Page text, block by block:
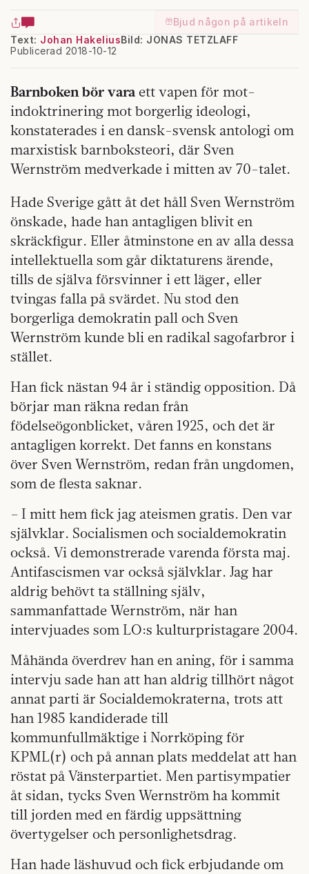
Bjud någon på artikeln
Text: Johan Hakelius
Publicerad 2018-10-12
Bild: JONAS TETZLAFF
Barnboken bör vara ett vapen för mot-
indoktrinering mot borgerlig ideologi,
konstaterades i en dansk-svensk antologi om
marxistisk barnboksteori, där Sven
Wernström medverkade i mitten av 70-talet.
Hade Sverige gått åt det håll Sven Wernström
önskade, hade han antagligen blivit en
skräckfigur. Eller åtminstone en av alla dessa
intellektuella som går diktaturens ärende,
tills de själva försvinner i ett läger, eller
tvingas falla på svärdet. Nu stod den
borgerliga demokratin pall och Sven
Wernström kunde bli en radikal sagofarbror i
stället.
Han fick nästan 94 år i ständig opposition. Då
börjar man räkna redan från
födelseögonblicket, våren 1925, och det är
antagligen korrekt. Det fanns en konstans
över Sven Wernström, redan från ungdomen,
som de flesta saknar.
– I mitt hem fick jag ateismen gratis. Den var
självklar. Socialismen och socialdemokratin
också. Vi demonstrerade varenda första maj.
Antifascismen var också självklar. Jag har
aldrig behövt ta ställning själv,
sammanfattade Wernström, när han
intervjuades som LO:s kulturpristagare 2004.
Måhända överdrev han en aning, för i samma
intervju sade han att han aldrig tillhört något
annat parti är Socialdemokraterna, trots att
han 1985 kandiderade till
kommunfullmäktige i Norrköping för
KPML(r) och på annan plats meddelat att han
röstat på Vänsterpartiet. Men partisympatier
åt sidan, tycks Sven Wernström ha kommit
till jorden med en färdig uppsättning
övertygelser och personlighetsdrag.
Han hade läshuvud och fick erbjudande om